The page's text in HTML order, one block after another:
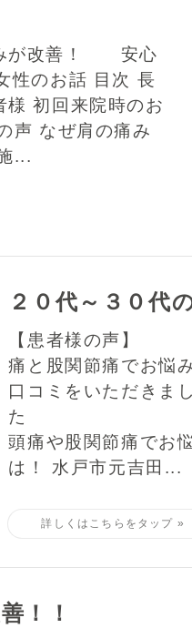
みが改善！ 安心
性のお話 目次 長
様 初回来院時のお
声 なぜ肩の痛み
...
２０代～３０代
【患者
痛と股関節痛で
口コミをいただきまし
た 水戸
頭痛や股関節痛でお
は！ 水戸市元吉田...
！！